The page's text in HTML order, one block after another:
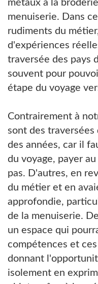
métaux à la
menuiserie. Dans
rudiments du
d'expériences
traversée des pays
souvent pour
étape du voyage
Contrairement à
sont des
des années, car il
du voyage, payer
pas. D'autres, en
du métier et en
approfondie,
de la menuiserie.
un espace qui
compétences et
donnant
isolement en